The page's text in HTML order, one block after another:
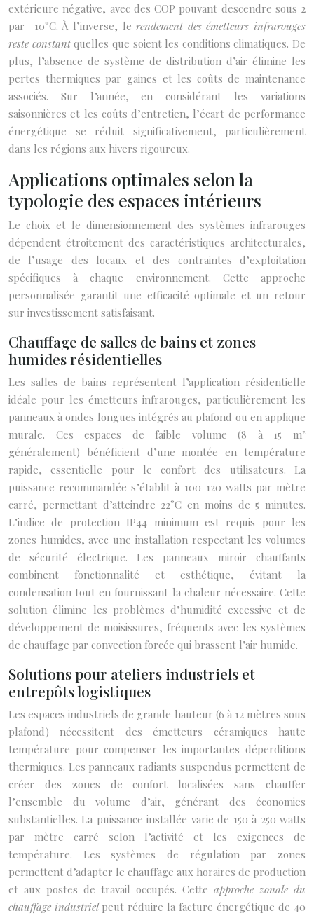
extérieure négative, avec des COP pouvant descendre sous 2
par -10°C. À l’inverse, lerendement des émetteurs infrarouges
reste constantquelles que soient les conditions climatiques. De
plus, l’absence de système de distribution d’air élimine les
pertes thermiques par gaines et les coûts de maintenance
associés. Sur l’année, en considérant les variations
saisonnières et les coûts d’entretien, l’écart de performance
énergétique se réduit significativement, particulièrement
dans les régions aux hivers rigoureux.
Applications optimales selon la
typologie des espaces intérieurs
Le choix et le dimensionnement des systèmes infrarouges
dépendent étroitement des caractéristiques architecturales,
de l’usage des locaux et des contraintes d’exploitation
spécifiques à chaque environnement. Cette approche
personnalisée garantit une efficacité optimale et un retour
sur investissement satisfaisant.
Chauffage de salles de bains et zones
humides résidentielles
Les salles de bains représentent l’application résidentielle
idéale pour les émetteurs infrarouges, particulièrement les
panneaux à ondes longues intégrés au plafond ou en applique
murale. Ces espaces de faible volume (8 à 15 m²
généralement) bénéficient d’une montée en température
rapide, essentielle pour le confort des utilisateurs. La
puissance recommandée s’établit à 100-120 watts par mètre
carré, permettant d’atteindre 22°C en moins de 5 minutes.
L’indice de protection IP44 minimum est requis pour les
zones humides, avec une installation respectant les volumes
de sécurité électrique. Les panneaux miroir chauffants
combinent fonctionnalité et esthétique, évitant la
condensation tout en fournissant la chaleur nécessaire. Cette
solution élimine les problèmes d’humidité excessive et de
développement de moisissures, fréquents avec les systèmes
de chauffage par convection forcée qui brassent l’air humide.
Solutions pour ateliers industriels et
entrepôts logistiques
Les espaces industriels de grande hauteur (6 à 12 mètres sous
plafond) nécessitent des émetteurs céramiques haute
température pour compenser les importantes déperditions
thermiques. Les panneaux radiants suspendus permettent de
créer des zones de confort localisées sans chauffer
l’ensemble du volume d’air, générant des économies
substantielles. La puissance installée varie de 150 à 250 watts
par mètre carré selon l’activité et les exigences de
température. Les systèmes de régulation par zones
permettent d’adapter le chauffage aux horaires de production
et aux postes de travail occupés. Cette approche zonale du
chauffage industriel peut réduire la facture énergétique de 40